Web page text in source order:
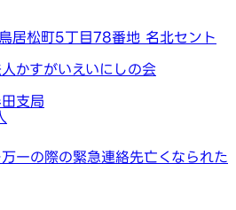
居松町5丁目78番地 名北セント
かすがいえいにしの会
支局
万一の際の緊急連絡先亡くなられた